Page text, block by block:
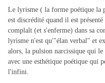
Le lyrisme ( la forme poétique la
est discrédité quand il est
complaît (et s'enferme) dans sa
lyrisme n'est qu'"élan verbal" et
alors, la pulsion narcissique qui
avec une esthétique poétique qui
l'infini.